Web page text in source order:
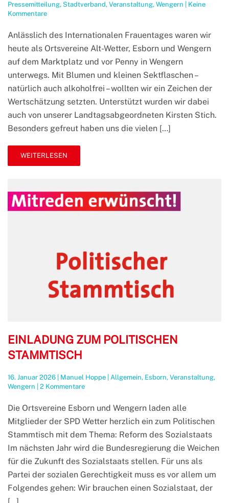
Pressemitteilung, Stadtverband, Veranstaltung, Wengern
Keine
Kommentarezu
Internationaler
Frauentag
auf
dem
Marktplatz
und
in
Anlässlich des Internationalen Frauentages waren wir
heute als Ortsvereine Alt-Wetter, Esborn und Wengern
auf dem Marktplatz und vor Penny in Wengern
unterwegs. Mit Blumen und kleinen Sektflaschen –
natürlich auch alkoholfrei – wollten wir ein Zeichen der
Wertschätzung setzten. Unterstützt wurden wir dabei
auch von unserer Landtagsabgeordneten Kirsten Stich.
Besonders gefreut haben uns die vielen […]
WEITERLESEN
EINLADUNG ZUM POLITISCHEN
STAMMTISCH
16. Januar 2026 Manuel Hoppe Allgemein, Esborn, Veranstaltung,
Wengern
2 Kommentarezu
zum
Stammtisch
Die Ortsvereine Esborn und Wengern laden alle
Mitglieder der SPD Wetter herzlich ein zum Politischen
Stammtisch mit dem Thema: Reform des Sozialstaats
Im nächsten Jahr wird die Bundesregierung die Weichen
für die Zukunft des Sozialstaats stellen. Für uns als
Partei der sozialen Gerechtigkeit muss es vor allem um
Folgendes gehen: Wir brauchen einen Sozialstaat, der